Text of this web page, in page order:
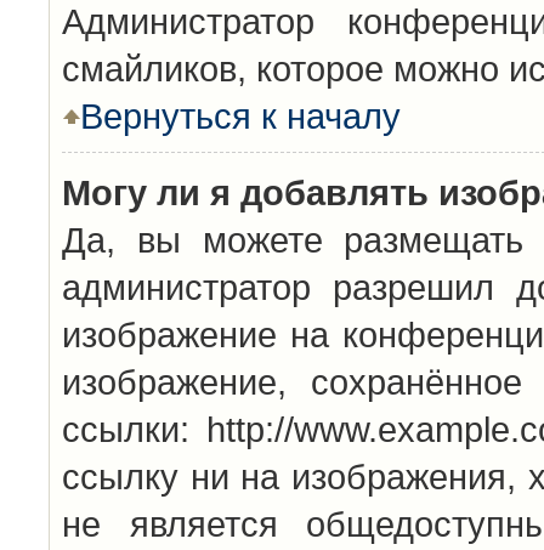
Администратор
смайликов, которое можно
Вернуться к началу
Могу ли я добавлять
Да, вы можете размещать
администратор разрешил
изображение на
изображение,
ссылки: http://
ссылку ни на
не является